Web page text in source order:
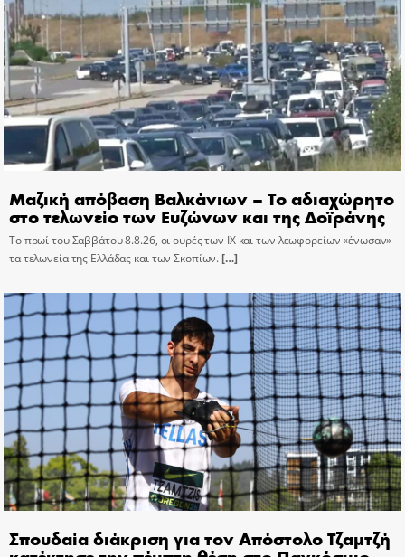
Μαζική απόβαση Βαλκάνιων – Το αδιαχώρητο
στο τελωνείο των Ευζώνων και της Δοϊράνης
Το πρωί του Σαββάτου 8.8.26, οι ουρές των ΙΧ και των λεωφορείων «ένωσαν»
τα τελωνεία της Ελλάδας και των Σκοπίων.[…]
Σπουδαία διάκριση για τον Απόστολο Τζαμτζή